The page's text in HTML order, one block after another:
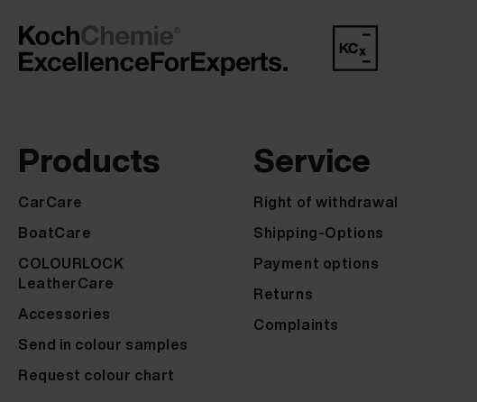
Products
CarCare
BoatCare
COLOURLOCK
LeatherCare
Accessories
Send in colour samples
Request colour chart
Service
Right of withdrawal
Shipping-Options
Payment options
Returns
Complaints